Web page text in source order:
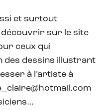
et surtout
sur le site
ceux qui
des dessins illustrant
à l’artiste à